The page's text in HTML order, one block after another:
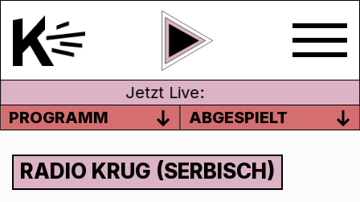
Jetzt Live:
PROGRAMM
ABGESPIELT
RADIO KRUG (SERBISCH)